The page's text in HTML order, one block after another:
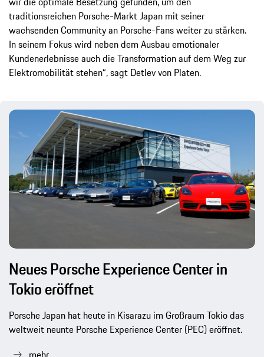
traditionsreichen Porsche-Markt Japan mit seiner
wachsenden Community an Porsche-Fans weiter zu stärken.
In seinem Fokus wird neben dem Ausbau emotionaler
Kundenerlebnisse auch die Transformation auf dem Weg zur
Elektromobilität stehen“, sagt Detlev von Platen.
Neues Porsche Experience Center in
Tokio eröffnet
Porsche Japan hat heute in Kisarazu im Großraum Tokio das
weltweit neunte Porsche Experience Center (PEC) eröffnet.